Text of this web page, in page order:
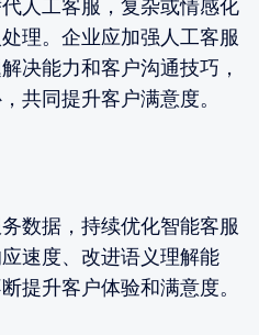
人工客服，复杂或情感化
理。企业应加强人工客服
决能力和客户沟通技巧，
共同提升客户满意度。
数据，持续优化智能客服
速度、改进语义理解能
提升客户体验和满意度。